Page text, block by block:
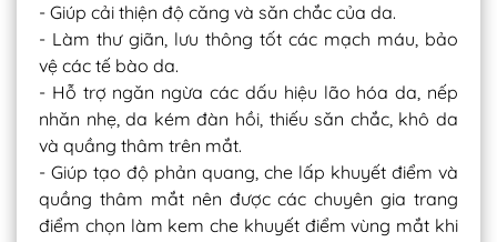
- Giúp cải thiện độ căng và săn chắc của da.
- Làm thư giãn, lưu thông tốt các mạch máu, bảo
vệ các tế bào da.
- Hỗ trợ ngăn ngừa các dấu hiệu lão hóa da, nếp
nhăn nhẹ, da kém đàn hồi, thiếu săn chắc, khô da
và quầng thâm trên mắt.
- Giúp tạo độ phản quang, che lấp khuyết điểm và
quầng thâm mắt nên được các chuyên gia trang
điểm chọn làm kem che khuyết điểm vùng mắt khi